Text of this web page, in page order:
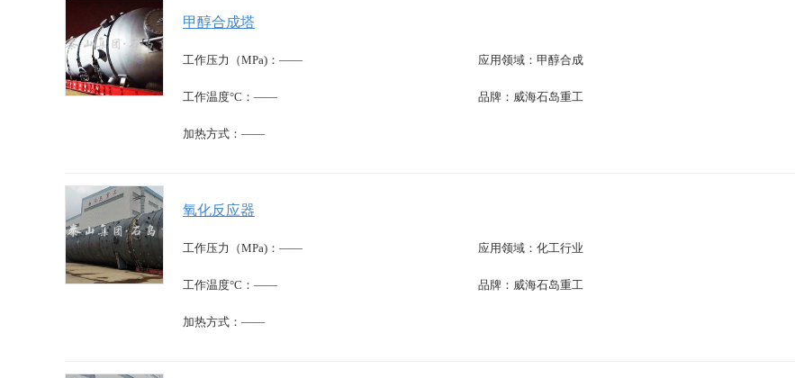
甲醇合成塔
工作压力（MPa)：——
工作温度°C：——
加热方式：——
应用领域：甲醇合成
品牌：威海石岛重工
氧化反应器
工作压力（MPa)：——
工作温度°C：——
加热方式：——
应用领域：化工行业
品牌：威海石岛重工